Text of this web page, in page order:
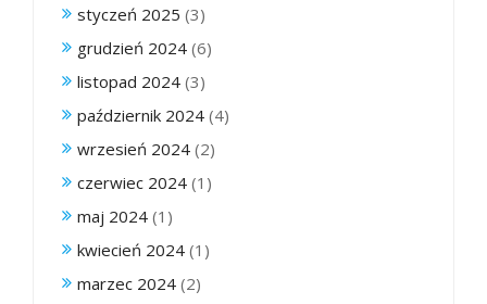
styczeń 2025 (3)
grudzień 2024 (6)
listopad 2024 (3)
październik 2024 (4)
wrzesień 2024 (2)
czerwiec 2024 (1)
maj 2024 (1)
kwiecień 2024 (1)
marzec 2024 (2)